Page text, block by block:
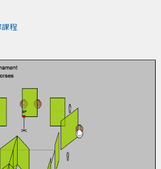
程